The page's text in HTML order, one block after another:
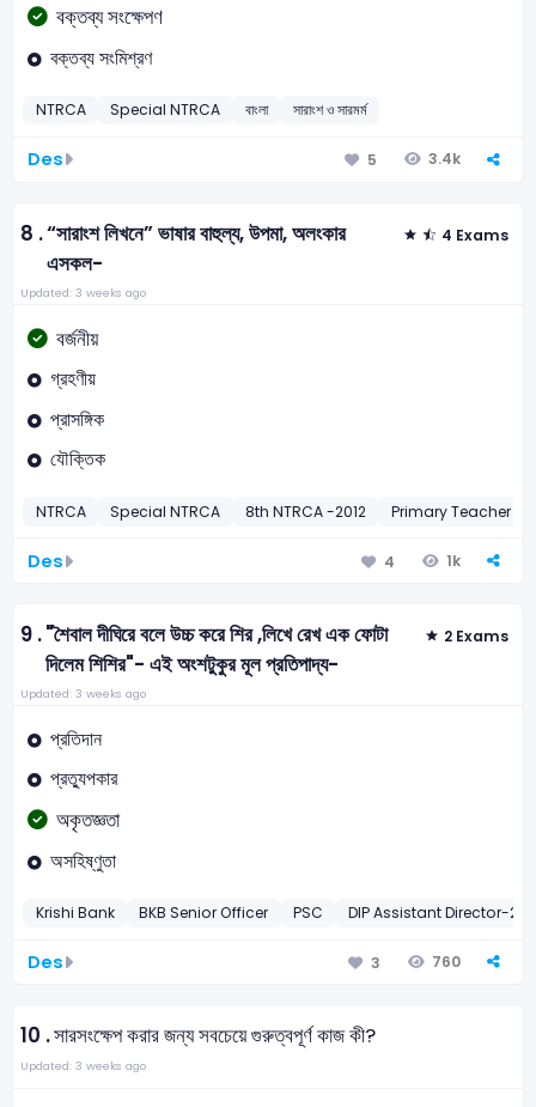
বক্তব্য সংক্ষেপণ
বক্তব্য সংমিশ্রণ
NTRCA Special NTRCA বাংলা সারাংশ ও সারমর্ম
Des 5 3.4k
8 .“সারাংশ লিখনে” ভাষার বাহুল্য, উপমা, অলংকার
এসকল-
4 Exams
Updated: 3 weeks ago
বর্জনীয়
গ্রহণীয়
প্রাসঙ্গিক
যৌক্তিক
NTRCA Special NTRCA 8th NTRCA -2012 Primary Teacher
Des 4 1k
9 ."শৈবাল দীঘিরে বলে উচ্চ করে শির ,লিখে রেখ এক ফোটা
দিলেম শিশির"- এই অংশটুকুর মূল প্রতিপাদ্য-
2 Exams
Updated: 3 weeks ago
প্রতিদান
প্রত্যুপকার
অকৃতজ্ঞতা
অসহিষ্ণুতা
Krishi Bank BKB Senior Officer PSC DIP Assistant Director-
Des 3 760
10 .সারসংক্ষেপ করার জন্য সবচেয়ে গুরুত্বপূর্ণ কাজ কী?
Updated: 3 weeks ago